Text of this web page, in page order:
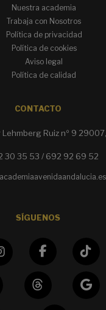
Nuestra academia
Trabaja con Nosotros
Política de privacidad
Política de cookies
Aviso legal
Política de calidad
CONTACTO
Lehmberg Ruiz nº 9
30 35 53 / 692 92 69 52
SÍGUENOS